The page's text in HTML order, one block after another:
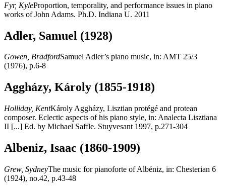
Fyr, KyleProportion, temporality, and performance issues in piano
works of John Adams. Ph.D. Indiana U. 2011
Adler, Samuel (1928)
Gowen, BradfordSamuel Adler’s piano music, in: AMT 25/3
(1976), p.6-8
Aggházy, Károly (1855-1918)
Holliday, KentKároly Aggházy, Lisztian protégé and protean
composer. Eclectic aspects of his piano style, in: Analecta Lisztiana
II [...] Ed. by Michael Saffle. Stuyvesant 1997, p.271-304
Albeniz, Isaac (1860-1909)
Grew, SydneyThe music for pianoforte of Albéniz, in: Chesterian 6
(1924), no.42, p.43-48